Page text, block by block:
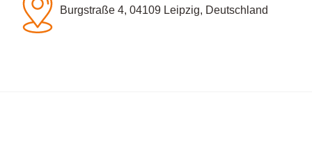
Burgstraße 4, 04109 Leipzig, Deutschland